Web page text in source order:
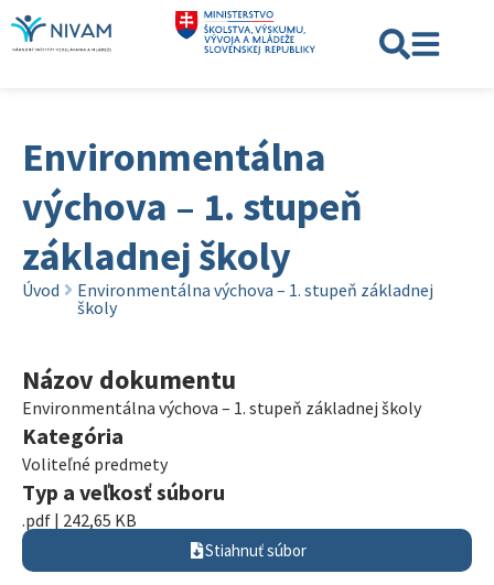
Environmentálna
výchova – 1. stupeň
základnej školy
Úvod
Environmentálna výchova – 1. stupeň základnej
školy
Názov dokumentu
Environmentálna výchova – 1. stupeň základnej školy
Kategória
Voliteľné predmety
Typ a veľkosť súboru
.pdf | 242,65 KB
Stiahnuť súbor